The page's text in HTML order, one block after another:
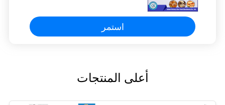
استمر
أعلى المنتجات